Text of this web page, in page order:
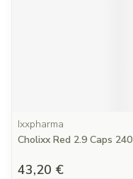
Ixxpharma
Cholixx Red 2.9 Caps 240
43,20 €